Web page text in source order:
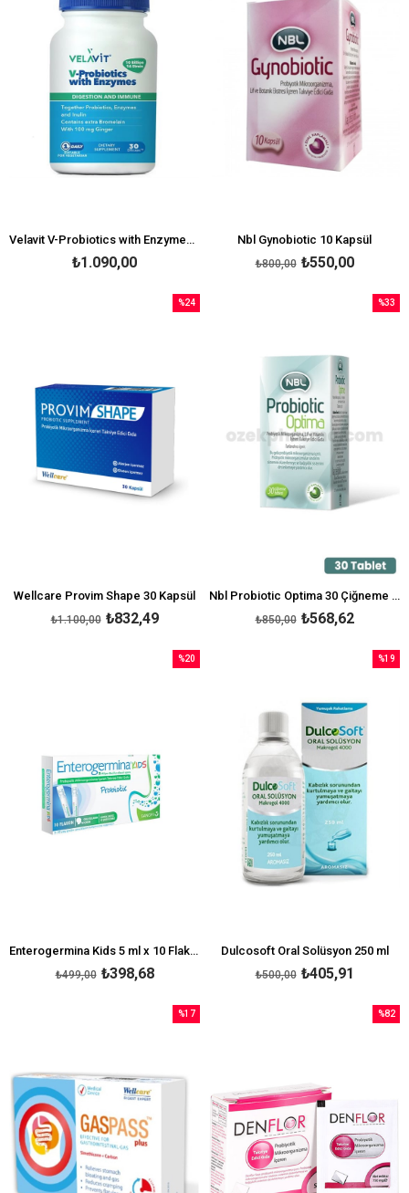
Velavit V-Probiotics with Enzymes 30 tablet
₺1.090,00
Nbl Gynobiotic 10 Kapsül
₺550,00
₺800,00
Wellcare Provim Shape 30 Kapsül
₺832,49
₺1.100,00
%24
Nbl Probiotic Optima 30 Çiğneme Tableti
₺568,62
₺850,00
%33
Enterogermina Kids 5 ml x 10 Flakon
₺398,68
₺499,00
%20
Dulcosoft Oral Solüsyon 250 ml
₺405,91
₺500,00
%19
%17
%82